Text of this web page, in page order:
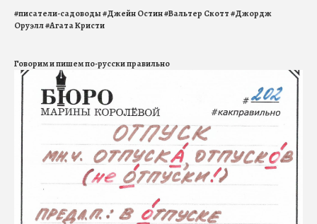
#писатели-садоводы#Джейн Остин#Вальтер Скотт#Джордж
Оруэлл#Агата Кристи
Говорим и пишем по-русски правильно